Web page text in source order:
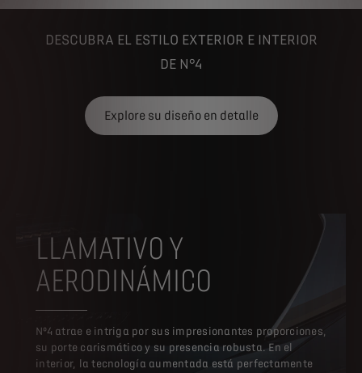
DESCUBRA EL ESTILO EXTERIOR E INTERIOR
DE N°4
Explore su diseño en detalle
LLAMATIVO Y
AERODINÁMICO
Nº4 atrae e intriga por sus impresionantes proporciones,
su porte carismático y su presencia robusta. En el
interior, la tecnología aumentada está perfectamente